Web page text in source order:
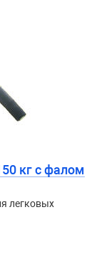
кг c фалом
легковых